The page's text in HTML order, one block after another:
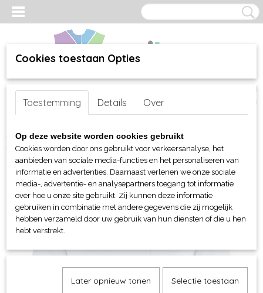
Inloggen Registreren
(0)
Home >webshop>Per merk >Clique >Voor hem en unisex
Polo's> Clique Basic Polo met borstzakje unisex
Cookies toestaan Opties
Toestemming Details Over
Op deze website worden cookies gebruikt
Cookies worden door ons gebruikt voor verkeersanalyse, het
aanbieden van sociale media-functies en het personaliseren van
informatie en advertenties. Daarnaast verlenen we onze sociale
media-, advertentie- en analysepartners toegang tot informatie
over hoe u onze site gebruikt. Zij kunnen deze informatie
gebruiken in combinatie met andere gegevens die zij mogelijk
hebben verzameld door uw gebruik van hun diensten of die u hen
hebt verstrekt.
Later opnieuw tonen Selectie toestaan